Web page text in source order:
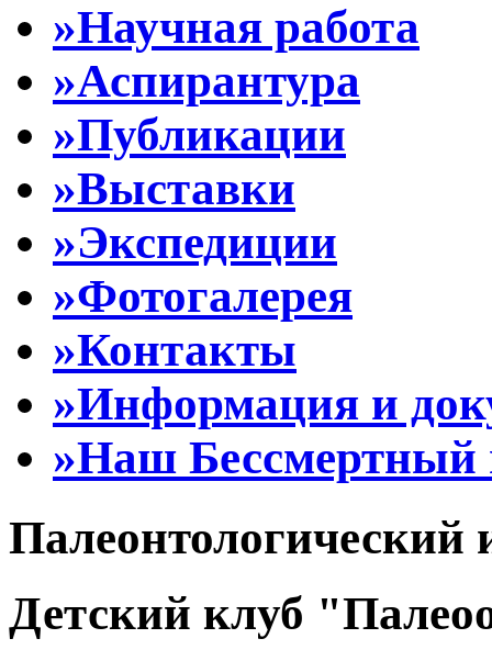
»Научная работа
»Аспирантура
»Публикации
»Выставки
»Экспедиции
»Фотогалерея
»Контакты
»Информация и
»Наш Бессмертный
Палеонтологический
Детский клуб